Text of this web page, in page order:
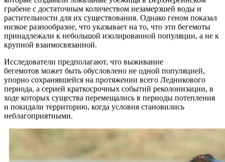
грабене с достаточным количеством незамерзшей воды и
растительности для их существования. Однако геном показал
низкое разнообразие, что указывает на то, что эти бегемоты
принадлежали к небольшой изолированной популяции, а не к
крупной взаимосвязанной.
Исследователи предполагают, что выживание
бегемотов может быть обусловлено не одной популяцией,
упорно сохранявшейся на протяжении всего Ледникового
периода, а серией краткосрочных событий реколонизации, в
ходе которых существа перемещались в периоды потепления
и покидали территорию, когда условия становились
неблагоприятными.